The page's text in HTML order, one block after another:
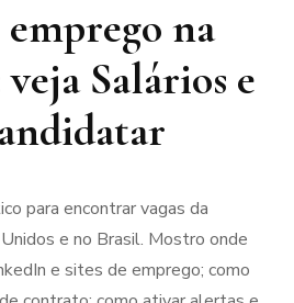
na
Salários e
para encontrar vagas da
e no Brasil. Mostro onde
e sites de emprego; como